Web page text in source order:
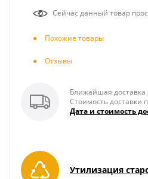
Сейчас данный товар
Похожие товары
Отзывы
Ближайшая доставка
Стоимость доставки
Дата и стоимость
Утилизация